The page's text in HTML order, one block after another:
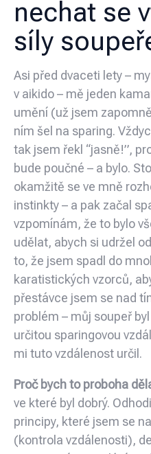
nechat se
síly
Asi před dvaceti lety –
v aikido – mě jeden
umění (už jsem
ním šel na sparing.
tak jsem řekl “jasně!”,
bude poučné – a bylo.
okamžitě se ve mně
instinkty – a pak začal
vzpomínám, že to bylo
udělat, abych si udržel
to, že jsem spadl do
karatistických vzorců,
přestávce jsem se nad
problém – můj soupeř
určitou sparingovou
mi tuto vzdálenost určil.
Proč bych to proboha
ve které byl dobrý.
principy, které jsem se
(kontrola vzdálenosti),